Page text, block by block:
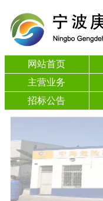
网站首页
主营业务
招标公告